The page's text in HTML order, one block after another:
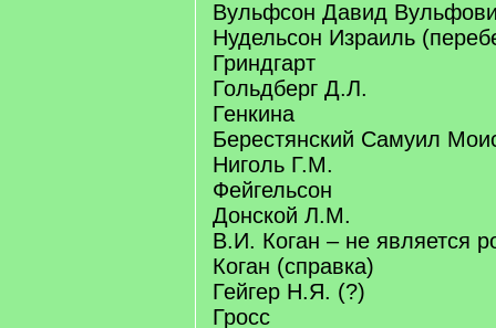
Вульфсон Давид
Нудельсон Израиль
Гриндгарт
Гольдберг Д.Л.
Генкина
Берестянский Самуил
Ниголь Г.М.
Фейгельсон
Донской Л.М.
В.И. Коган – не является
Коган (справка)
Гейгер Н.Я. (?)
Гросс